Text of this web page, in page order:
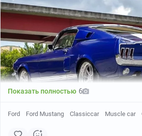
Машина была выпущена еще в 1904
ранние моторы Merryweather, у нее
двигатель, построенные компанией
которой использовались многими
производителями двигателей.
Показать полностью 6
Ford Ford Mustang Classiccar Muscle car